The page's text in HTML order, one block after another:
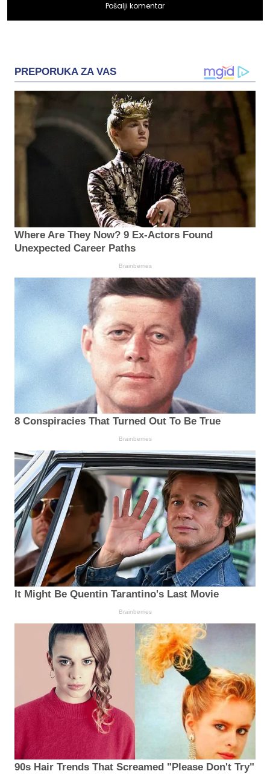
Pošalji komentar
PREPORUKA ZA VAS
Where Are They Now? 9 Ex-Actors Found
Unexpected Career Paths
Brainberries
8 Conspiracies That Turned Out To Be True
Brainberries
It Might Be Quentin Tarantino's Last Movie
Brainberries
90s Hair Trends That Screamed "Please Don't Try"